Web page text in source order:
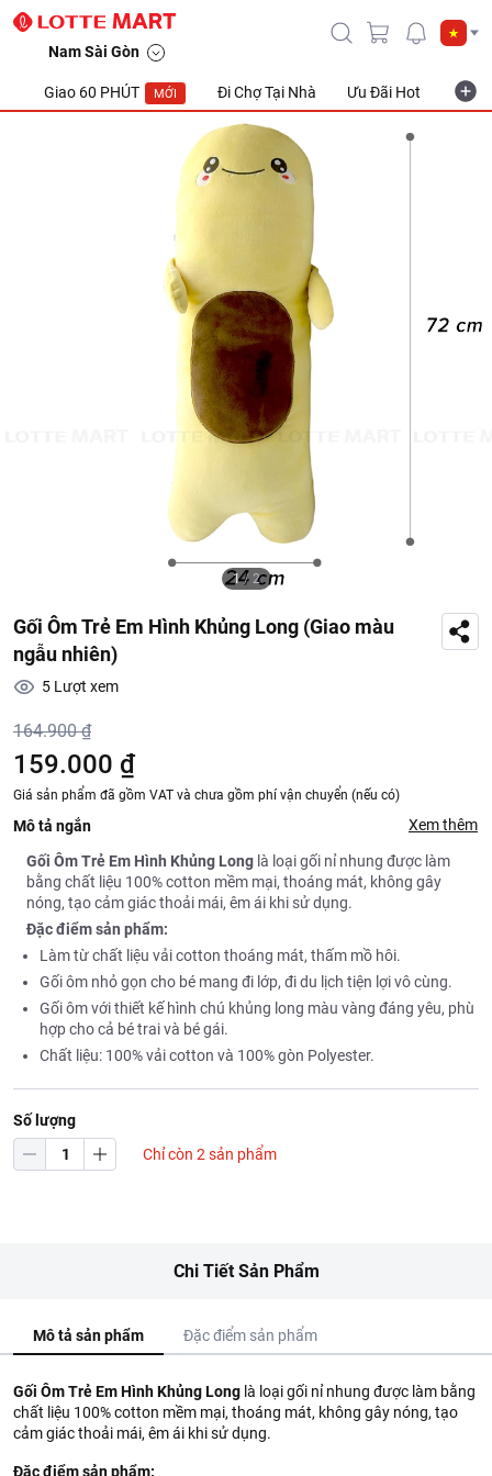
Nam Sài Gòn
Giao 60 PHÚT MỚI Đi Chợ Tại Nhà Ưu Đãi Hot
1/ 2
Gối Ôm Trẻ Em Hình Khủng Long (Giao màu
ngẫu nhiên)
5 Lượt xem
164.900 ₫
159.000 ₫
Giá sản phẩm đã gồm VAT và chưa gồm phí vận chuyển (nếu có)
Mô tả ngắn Xem thêm
Gối Ôm Trẻ Em Hình Khủng Long là loại gối nỉ nhung được làm
bằng chất liệu 100% cotton mềm mại, thoáng mát, không gây
nóng, tạo cảm giác thoải mái, êm ái khi sử dụng.
Đặc điểm sản phẩm:
Làm từ chất liệu vải cotton thoáng mát, thấm mồ hôi.
Gối ôm nhỏ gọn cho bé mang đi lớp, đi du lịch tiện lợi vô cùng.
Gối ôm với thiết kế hình chú khủng long màu vàng đáng yêu, phù
hợp cho cả bé trai và bé gái.
Chất liệu: 100% vải cotton và 100% gòn Polyester.
Số lượng
Chỉ còn 2 sản phẩm
Chi Tiết Sản Phẩm
Mô tả sản phẩm Đặc điểm sản phẩm
Gối Ôm Trẻ Em Hình Khủng Long là loại gối nỉ nhung được làm bằng
chất liệu 100% cotton mềm mại, thoáng mát, không gây nóng, tạo
cảm giác thoải mái, êm ái khi sử dụng.
Đặc điểm sản phẩm: